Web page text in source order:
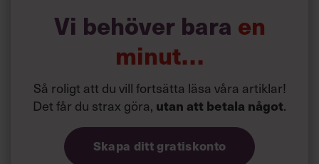
Beskriv vad du åstadkommit under året och hur du har
agerat för att nå dina mål utifrån de förutsättningar och
resurser du haft – kompetens, tid, personal, ekonomi?
Beskriv gärna en förflyttning (från X till Y). Mätbara
resultat, exempelvis ekonomiska, är enkla att synliggöra.
Lyft också fram andra resultat, som till exempel hur du:
• hanterat oförutsedda eller akuta situationer
• förnyat och/eller förändrat verksamheten
• entusiasmerat och stöttat medarbetare
• aktivt arbetat med att lösa konflikter eller motsättningar.
Vi behöver bara en
minut…
Så roligt att du vill fortsätta läsa våra artiklar!
Det får du strax göra, utan att betala något.
Skapa ditt gratiskonto